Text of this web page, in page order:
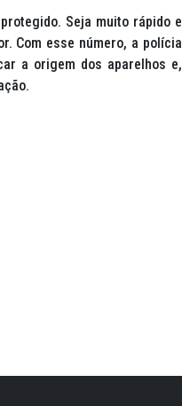
Seja muito rápido e
Com esse número, a polícia
a origem dos aparelhos e,